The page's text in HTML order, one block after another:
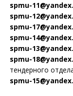
spmu-
spmu-
spmu-
spmu-
spmu-
spmu-
тендерного
spmu-